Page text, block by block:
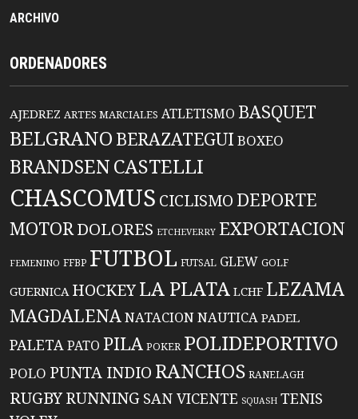
ARCHIVO
ORDENADORES
AJEDREZ ARTES MARCIALES ATLETISMO BASQUET
BELGRANO BERAZATEGUIBOXEO
BRANDSENCASTELLI
CHASCOMUS CICLISMO DEPORTE
MOTORDOLORES ETCHEVERRY EXPORTACION
FEMENINO FFBP FUTBOL FUTSAL GLEW GOLF
GUERNICA HOCKEYLA PLATA LCHF LEZAMA
MAGDALENANATACIONNAUTICA PADEL
PALETAPATO PILA POKER POLIDEPORTIVO
POLO PUNTA INDIO RANCHOS RANELAGH
RUGBYRUNNING SAN VICENTE SQUASH TENIS